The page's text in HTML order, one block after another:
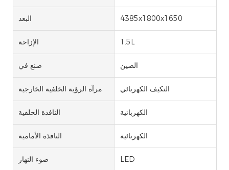
البعد 4385x1800x1650
الإزاحة 1.5L
صنع في الصين
مرآة الرؤية الخلفية الخارجية التكيف الكهربائي
النافذة الخلفية الكهربائية
النافذة الأمامية الكهربائية
ضوء النهار LED